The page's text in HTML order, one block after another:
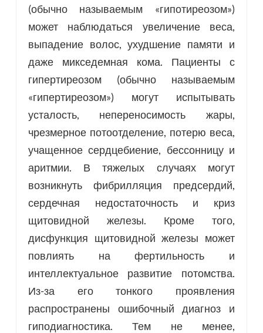
(обычно называемым «гипотиреозом»)
может наблюдаться увеличение веса,
выпадение волос, ухудшение памяти и
даже микседемная кома. Пациенты с
гипертиреозом (обычно называемым
«гипертиреозом») могут испытывать
усталость, непереносимость жары,
чрезмерное потоотделение, потерю веса,
учащенное сердцебиение, бессонницу и
аритмии. В тяжелых случаях могут
возникнуть фибрилляция предсердий,
сердечная недостаточность и криз
щитовидной железы. Кроме того,
дисфункция щитовидной железы может
повлиять на фертильность и
интеллектуальное развитие потомства.
Из-за его тонкого проявления
распространены ошибочный диагноз и
гиподиагностика. Тем не менее,